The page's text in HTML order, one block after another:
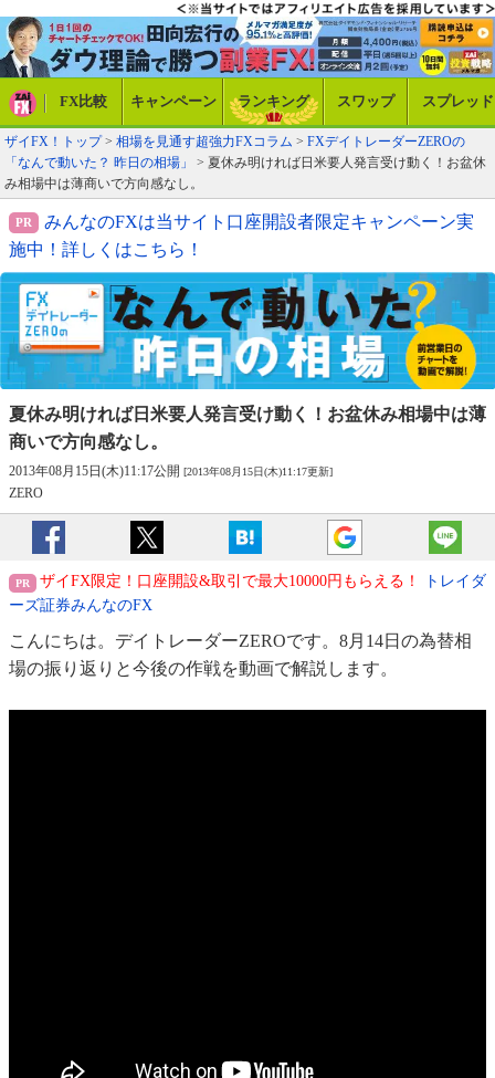
FX比較 キャンペーン ランキング スワップ スプレッド
ザイFX！トップ> 相場を見通す超強力FXコラム > FXデイトレーダーZEROの
「なんで動いた？ 昨日の相場」
> 夏休み明ければ日米要人発言受け動く！お盆休
み相場中は薄商いで方向感なし。
みんなのFXは当サイト口座開設者限定キャンペーン実
施中！詳しくはこちら！
夏休み明ければ日米要人発言受け動く！ お盆休み相場中は薄
商いで方向感なし。
2013年08月15日(木)11:17公開 [2013年08月15日(木)11:17更新]
ZERO
ザイFX限定！口座開設&取引で最大10000円もらえる！
トレイダ
ーズ証券みんなのFX
こんにちは。デイトレーダーZEROです。8月14日の為替相
場の振り返りと今後の作戦を動画で解説します。